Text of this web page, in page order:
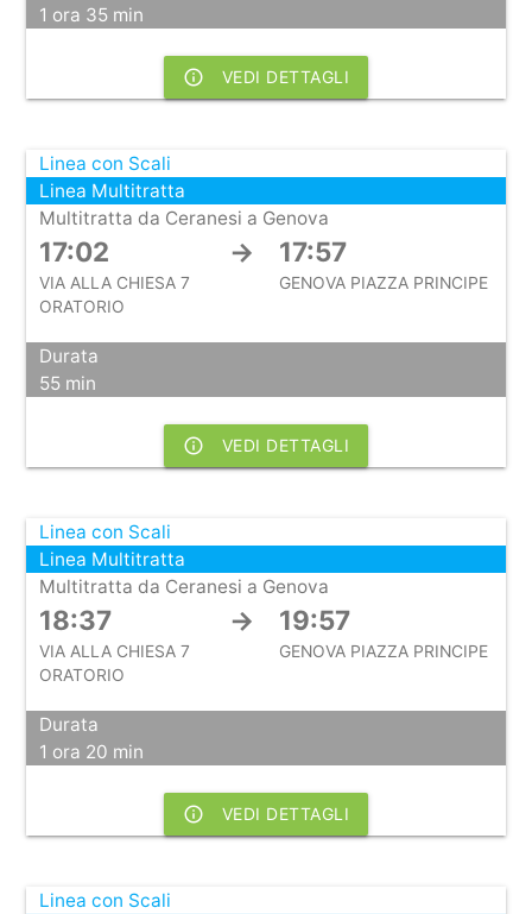
1 ora 35 min
info_outline VEDI DETTAGLI
Linea con Scali
Linea Multitratta
Multitratta da Ceranesi a Genova
17:02 → 17:57
VIA ALLA CHIESA 7
ORATORIO
GENOVA PIAZZA PRINCIPE
Durata
55 min
info_outline VEDI DETTAGLI
Linea con Scali
Linea Multitratta
Multitratta da Ceranesi a Genova
18:37 → 19:57
VIA ALLA CHIESA 7
ORATORIO
GENOVA PIAZZA PRINCIPE
Durata
1 ora 20 min
info_outline VEDI DETTAGLI
Linea con Scali